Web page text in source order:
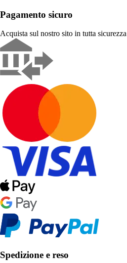
Pagamento sicuro
Acquista sul nostro sito in tutta sicurezza
Spedizione e reso